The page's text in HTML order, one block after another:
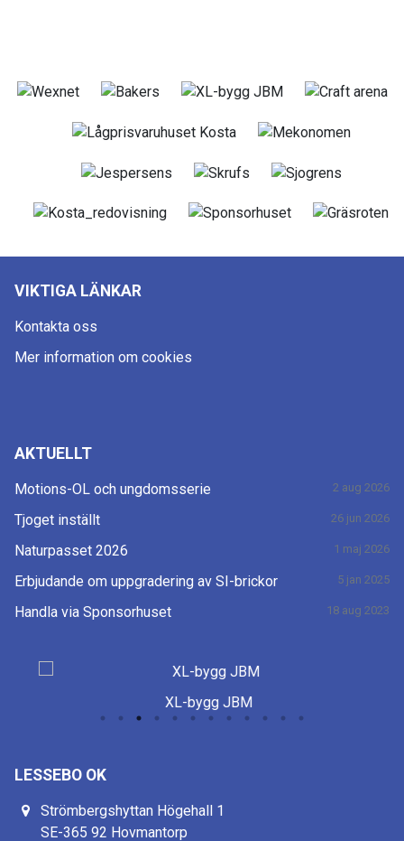
VIKTIGA LÄNKAR
Kontakta oss
Mer information om cookies
AKTUELLT
Motions-OL och ungdomsserie 2 aug 2026
Tjoget inställt 26 jun 2026
Naturpasset 2026 1 maj 2026
Erbjudande om uppgradering av SI-brickor 5 jan 2025
Handla via Sponsorhuset 18 aug 2023
XL-bygg JBM
LESSEBO OK
Strömbergshyttan Högehall 1
SE-365 92 Hovmantorp